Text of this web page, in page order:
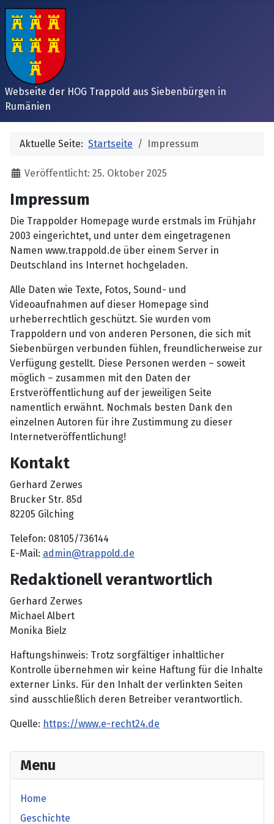
Webseite der HOG Trappold aus Siebenbürgen in
Rumänien
Menu
Home
Geschichte
Aktuelle Seite: Startseite Impressum
Details
Veröffentlicht: 25. Oktober 2025
Impressum
Die Trappolder Homepage wurde erstmals im Frühjahr
2003 eingerichtet, und unter dem eingetragenen
Namen www.trappold.de über einem Server in
Deutschland ins Internet hochgeladen.
Alle Daten wie Texte, Fotos, Sound- und
Videoaufnahmen auf dieser Homepage sind
urheberrechtlich geschützt. Sie wurden vom
Trappoldern und von anderen Personen, die sich mit
Siebenbürgen verbunden fühlen, freundlicherweise zur
Verfügung gestellt. Diese Personen werden – soweit
möglich – zusammen mit den Daten der
Erstveröffentlichung auf der jeweiligen Seite
namentlich erwähnt. Nochmals besten Dank den
einzelnen Autoren für ihre Zustimmung zu dieser
Internetveröffentlichung!
Kontakt
Gerhard Zerwes
Brucker Str. 85d
82205 Gilching
Telefon: 08105/736144
E-Mail: admin@trappold.de
Redaktionell verantwortlich
Gerhard Zerwes
Michael Albert
Monika Bielz
Haftungshinweis: Trotz sorgfältiger inhaltlicher
Kontrolle übernehmen wir keine Haftung für die Inhalte
externer Links. Für den Inhalt der verlinkten Seiten
sind ausschließlich deren Betreiber verantwortlich.
Quelle: https://www.e-recht24.de